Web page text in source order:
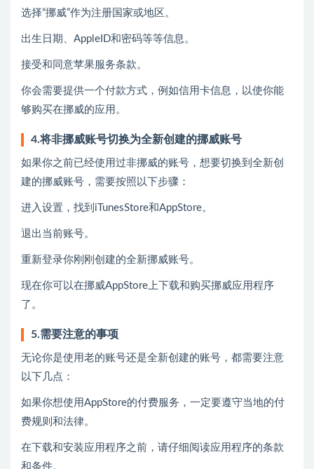
选择“挪威”作为注册国家或地区。
出生日期、AppleID和密码等等信息。
接受和同意苹果服务条款。
你会需要提供一个付款方式，例如信用卡信息，以使你能
够购买在挪威的应用。
4.将非挪威账号切换为全新创建的挪威账号
如果你之前已经使用过非挪威的账号，想要切换到全新创
建的挪威账号，需要按照以下步骤：
进入设置，找到iTunesStore和AppStore。
退出当前账号。
重新登录你刚刚创建的全新挪威账号。
现在你可以在挪威AppStore上下载和购买挪威应用程序
了。
5.需要注意的事项
无论你是使用老的账号还是全新创建的账号，都需要注意
以下几点：
如果你想使用AppStore的付费服务，一定要遵守当地的付
费规则和法律。
在下载和安装应用程序之前，请仔细阅读应用程序的条款
和条件。